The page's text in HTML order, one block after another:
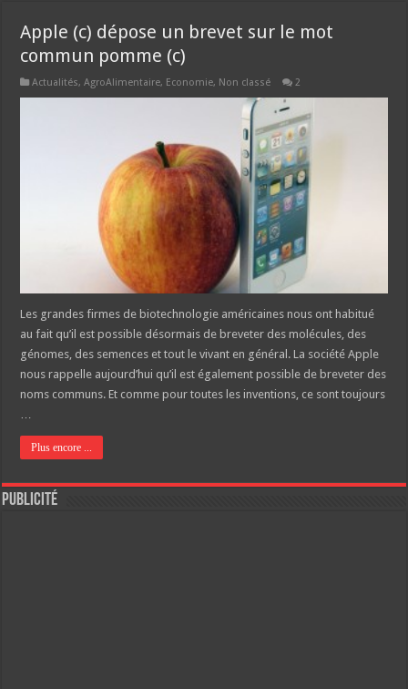
Apple (c) dépose un brevet sur le mot
commun pomme (c)
Actualités,AgroAlimentaire, Economie, Non classé 2
Les grandes firmes de biotechnologie américaines nous ont habitué
au fait qu’il est possible désormais de breveter des molécules, des
génomes, des semences et tout le vivant en général. La société Apple
nous rappelle aujourd’hui qu’il est également possible de breveter des
noms communs. Et comme pour toutes les inventions, ce sont toujours
Plus encore ...
Publicité